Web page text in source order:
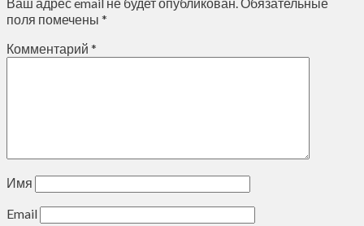
поля помечены *
Комментарий *
Имя
Email